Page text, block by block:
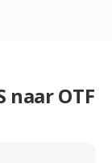
naar OTF